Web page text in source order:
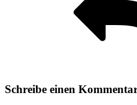
Schreibe einen